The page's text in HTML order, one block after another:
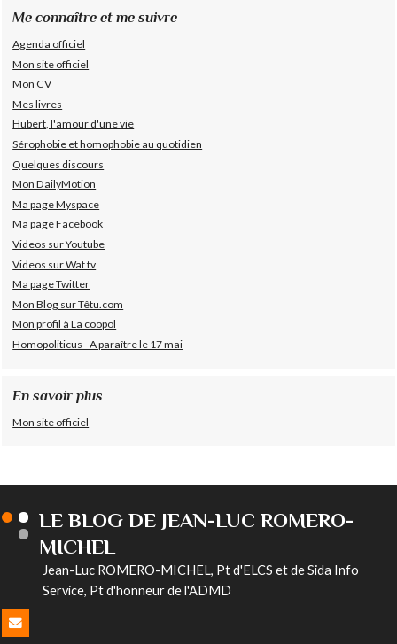
Me connaître et me suivre
Agenda officiel
Mon site officiel
Mon CV
Mes livres
Hubert, l'amour d'une vie
Sérophobie et homophobie au quotidien
Quelques discours
Mon DailyMotion
Ma page Myspace
Ma page Facebook
Videos sur Youtube
Videos sur Wat tv
Ma page Twitter
Mon Blog sur Têtu.com
Mon profil à La coopol
Homopoliticus - A paraître le 17 mai
En savoir plus
Mon site officiel
LE BLOG DE JEAN-LUC ROMERO-
MICHEL
Jean-Luc ROMERO-MICHEL, Pt d'ELCS et de Sida Info
Service, Pt d'honneur de l'ADMD